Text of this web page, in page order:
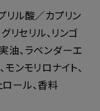
リル酸／カプリン
リセリル、リンゴ
油、ラベンダーエ
ンモリロナイト、
ール、香料